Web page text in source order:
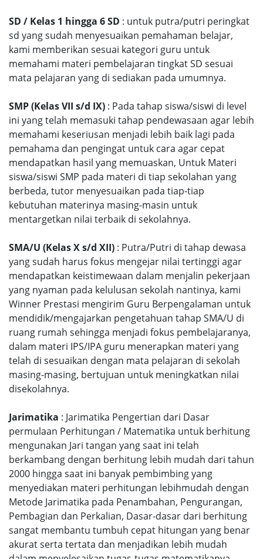
SD / Kelas 1 hingga 6 SD : untuk putra/putri peringkat
sd yang sudah menyesuaikan pemahaman belajar,
kami memberikan sesuai kategori guru untuk
memahami materi pembelajaran tingkat SD sesuai
mata pelajaran yang di sediakan pada umumnya.
SMP (Kelas VII s/d IX) : Pada tahap siswa/siswi di level
ini yang telah memasuki tahap pendewasaan agar lebih
memahami keseriusan menjadi lebih baik lagi pada
pemahama dan pengingat untuk cara agar cepat
mendapatkan hasil yang memuaskan, Untuk Materi
siswa/siswi SMP pada materi di tiap sekolahan yang
berbeda, tutor menyesuaikan pada tiap-tiap
kebutuhan materinya masing-masin untuk
mentargetkan nilai terbaik di sekolahnya.
SMA/U (Kelas X s/d XII) : Putra/Putri di tahap dewasa
yang sudah harus fokus mengejar nilai tertinggi agar
mendapatkan keistimewaan dalam menjalin pekerjaan
yang nyaman pada kelulusan sekolah nantinya, kami
Winner Prestasi mengirim Guru Berpengalaman untuk
mendidik/mengajarkan pengetahuan tahap SMA/U di
ruang rumah sehingga menjadi fokus pembelajaranya,
dalam materi IPS/IPA guru menerapkan materi yang
telah di sesuaikan dengan mata pelajaran di sekolah
masing-masing, bertujuan untuk meningkatkan nilai
disekolahnya.
Jarimatika : Jarimatika Pengertian dari Dasar
permulaan Perhitungan / Matematika untuk berhitung
mengunakan Jari tangan yang saat ini telah
berkambang dengan berhitung lebih mudah dari tahun
2000 hingga saat ini banyak pembimbing yang
menyediakan materi perhitungan lebihmudah dengan
Metode Jarimatika pada Penambahan, Pengurangan,
Pembagian dan Perkalian, Dasar-dasar dari berhitung
sangat membantu tumbuh cepat hitungan yang benar
akurat serta tertata dan menjadikan lebih mudah